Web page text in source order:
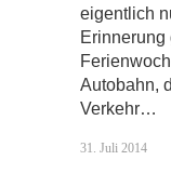
eigentlich
Autobahn,
Verkehr…
31. Juli 2014